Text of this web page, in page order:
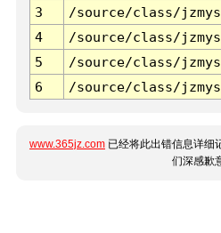
3 /source/class/
4
/source/class/
5
/source/class/
6
/source/class/
www.365jz.com 已经将此出错信息详细
们深感歉